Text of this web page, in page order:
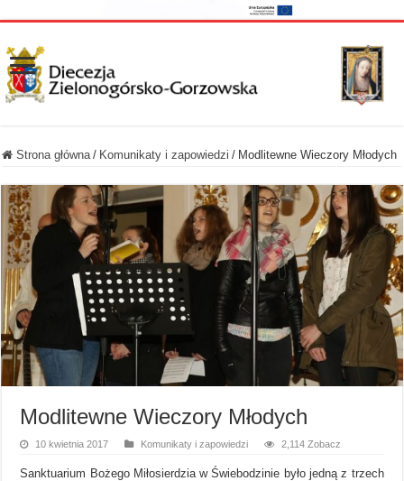
Strona główna / Komunikaty i zapowiedzi / Modlitewne Wieczory Młodych
Modlitewne Wieczory Młodych
10 kwietnia 2017 Komunikaty i zapowiedzi 2,114 Zobacz
Sanktuarium Bożego Miłosierdzia w Świebodzinie było jedną z trzech